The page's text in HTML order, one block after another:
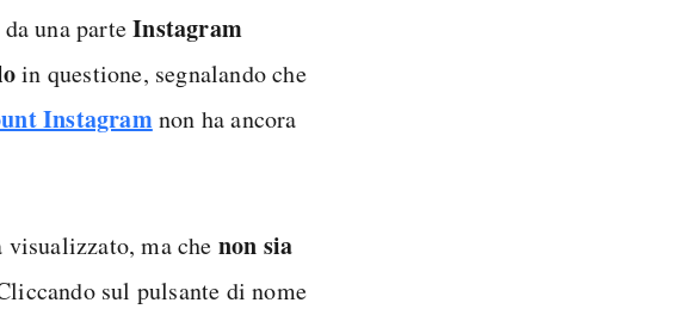
una parteInstagram
in questione, segnalando che
Instagramnon ha ancora
ma che non sia
sul pulsante di nome